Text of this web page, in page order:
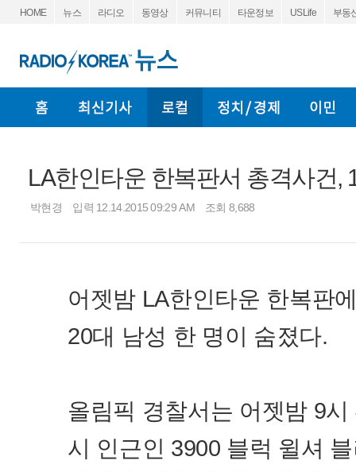
HOME 뉴스 라디오 동영상 커뮤니티 타운정보 USLife 부동
LA한인타운 한복판서 총격사건,
박현경 입력 12.14.2015 09:29 AM 조회 8,688
어젯밤 LA한인타운 한복판
20대 남성 한 명이 숨졌다.
올림픽 경찰서는 어젯밤 9
시 인근인 3900 블럭 윌셔